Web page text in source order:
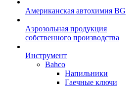
Американская автохимия BG
Аэрозольная продукция
собственного производства
Инструмент
Bahco
Напильники
Гаечные ключи